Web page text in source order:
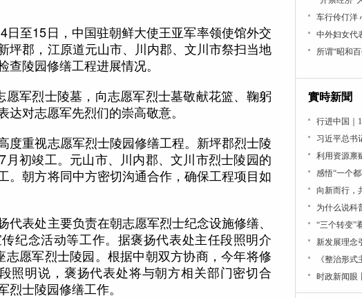
15日，中国驻朝鲜大使王亚军率领使馆外交
坪郡，江原道元山市、川内郡、文川市祭扫当地
陵园修缮工程进展情况。
军烈士陵墓，向志愿军烈士墓敬献花篮、鞠躬
对志愿军先烈们的崇高敬意。
重视志愿军烈士陵园修缮工程。新坪郡烈士陵
初竣工。元山市、川内郡、文川市烈士陵园的
。朝方将同中方密切沟通合作，确保工程项目如
表处主要负责在朝志愿军烈士纪念设施修缮、
纪念活动等工作。据褒扬代表处主任段照明介
愿军烈士陵园。根据中朝双方协商，今年将修
照明说，褒扬代表处将与朝方相关部门密切合
士陵园修缮工作。
车行伶仃洋
中外妇女代
所谓“昭和
實時新聞
行进中国｜
习近平总书
利用资源禀
感悟“一个
向新而行，
为什么说科
“三个转变”
新发展理念
《整治形
时政新闻眼